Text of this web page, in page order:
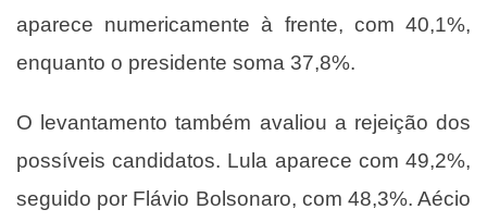
aparece numericamente à frente, com 40,1%,
enquanto o presidente soma 37,8%.
O levantamento também avaliou a rejeição dos
possíveis candidatos. Lula aparece com 49,2%,
seguido por Flávio Bolsonaro, com 48,3%. Aécio